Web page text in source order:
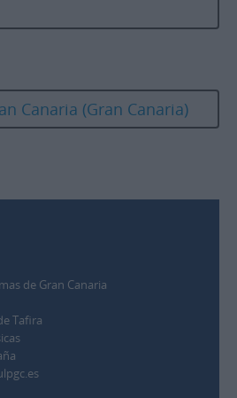
Canaria (Gran Canaria)
de Gran Canaria
Tafira